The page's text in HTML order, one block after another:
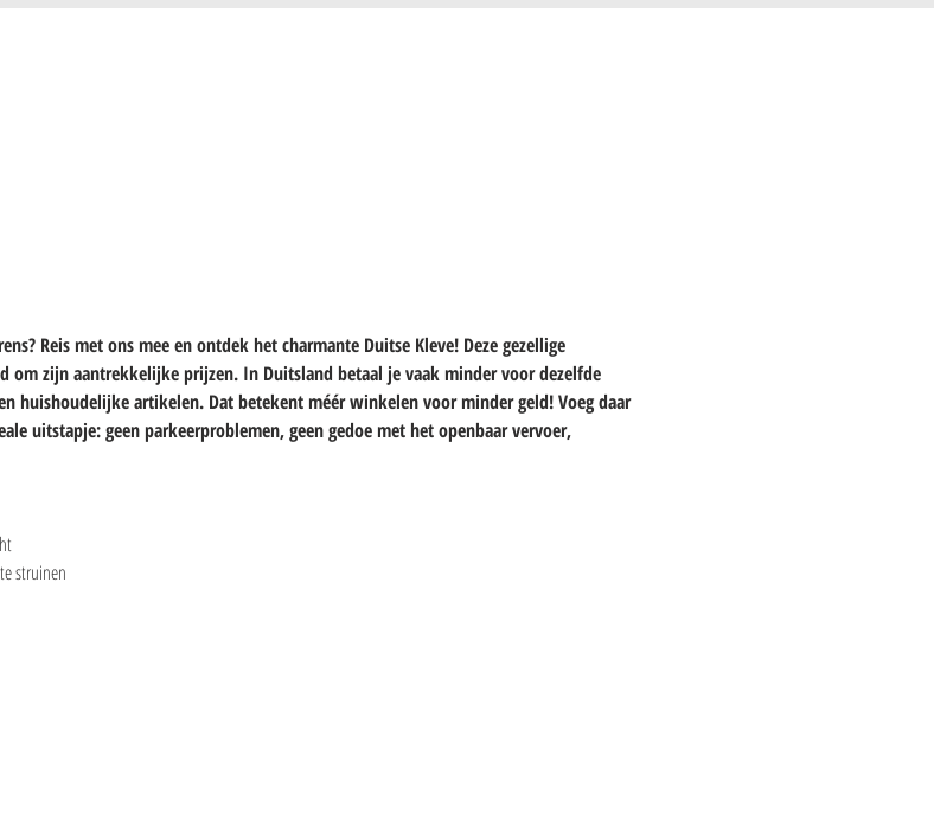
Reis met ons mee en ontdek het charmante Duitse Kleve! Deze gezellige
om zijn aantrekkelijke prijzen. In Duitsland betaal je vaak minder voor dezelfde
huishoudelijke artikelen. Dat betekent méér winkelen voor minder geld! Voeg daar
uitstapje: geen parkeerproblemen, geen gedoe met het openbaar vervoer,
struinen